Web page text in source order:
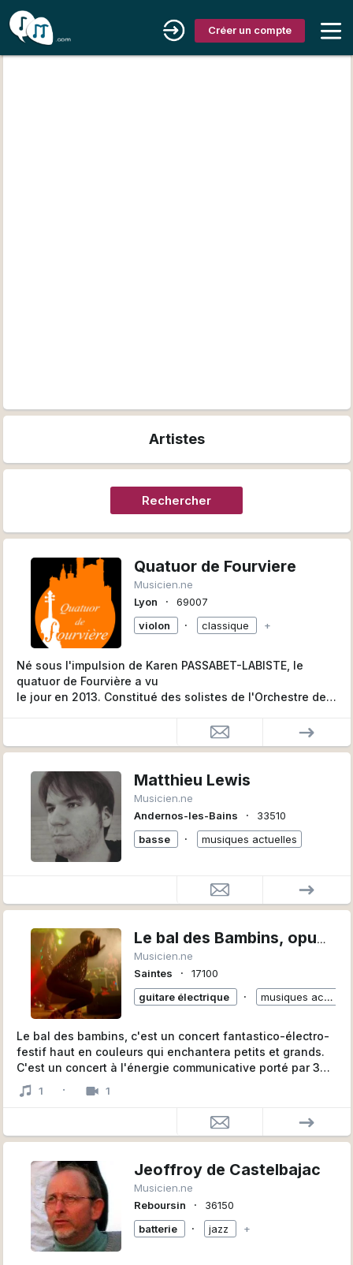
Créer un compte
Artistes
Rechercher
Quatuor de Fourviere
Musicien.ne
Lyon
∙
69007
violon
∙ classique +
Né sous l'impulsion de Karen PASSABET-LABISTE, le
quatuor de Fourvière a vu
le jour en 2013. Constitué des solistes de l'Orchestre de
quatuor classique jouant le « grand répertoire » dédié à
cet ensemble et un quatuor
concerts, enregistrement de
musique de variété, jeux de rôle, jeux vidéo, musique de
film ...)
Il s'est illustré dans l’inauguration du Cirque Imagine,
dans des enregistrements
studio d’album mais aussi dans des représentations pour
cadre des « Contes de Prévert ». De plus, le quatuor
s’inscrit dans une dynamique
internationales. Son parcours
original lui a permis de jouer pour des artistes comme
Christian Binet, auteur des
Bidochons ou bien dans le cadre des journées
d’interprétation au Musée des Beaux-
Arts de Lyon.
Matthieu Lewis
Musicien.ne
Andernos-les-Bains
∙
33510
basse
∙ musiques actuelles
Le bal des Bambins, opus 2
Musicien.ne
Saintes
∙
17100
guitare électrique
∙ musiques actuelles
Le bal des bambins, c'est un concert fantastico-électro-
festif haut en couleurs qui enchantera petits et grands.
C'est un concert à l'énergie communicative porté par 3
joyeux drilles qui nous invitent à danser sur la piste
enflammée de ce bal peu ordinaire !
1 · 1
Jeoffroy de Castelbajac
Musicien.ne
Reboursin
∙
36150
batterie
∙ jazz +